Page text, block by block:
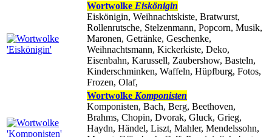
Wortwolke Eiskönigin
Eiskönigin, Weihnachtskiste, Bratwurst,
Rollenrutsche, Stelzenmann, Popcorn, Musik,
Maronen, Getränke, Geschenke,
Weihnachtsmann, Kickerkiste, Deko,
Eisenbahn, Karussell, Zaubershow, Basteln,
Kinderschminken, Waffeln, Hüpfburg, Fotos,
Frozen, Olaf,
Wortwolke Komponisten
Komponisten, Bach, Berg, Beethoven,
Brahms, Chopin, Dvorak, Gluck, Grieg,
Haydn, Händel, Liszt, Mahler, Mendelssohn,